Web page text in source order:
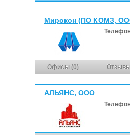
Мирокон (ПО КОМЗ,
Офисы (0)
АЛЬЯНС, ООО